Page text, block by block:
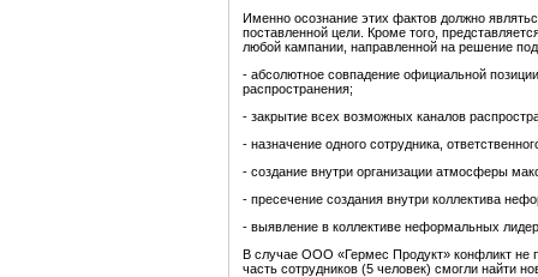
Именно осознание этих фактов должно
поставленной цели. Кроме того,
любой кампании, направленной на решение
- абсолютное совпадение официальной
распространения;
- закрытие всех возможных каналов
- назначение одного сотрудника,
- создание внутри организации атмосферы
- пресечение создания внутри коллектива
- выявление в коллективе неформальных
В случае ООО «Гермес Продукт» конфликт не
часть сотрудников (5 человек) смогли найти